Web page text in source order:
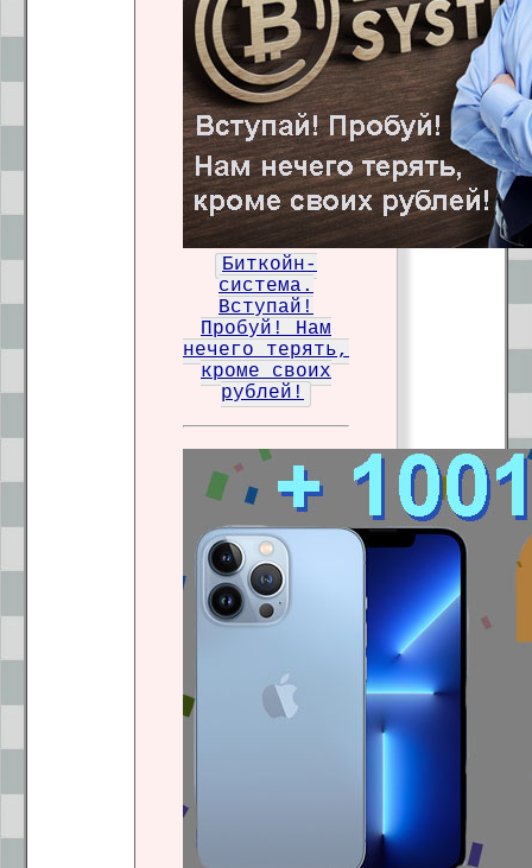
Биткойн-
система.
Вступай!
Пробуй! Нам
нечего терять,
кроме своих
рублей!